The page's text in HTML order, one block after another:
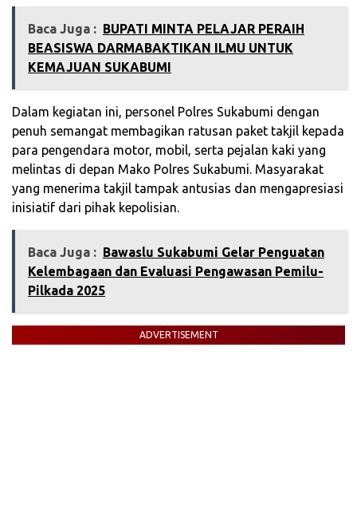
Baca Juga : BUPATI MINTA PELAJAR PERAIH
BEASISWA DARMABAKTIKAN ILMU UNTUK
KEMAJUAN SUKABUMI
Dalam kegiatan ini, personel Polres Sukabumi dengan
penuh semangat membagikan ratusan paket takjil kepada
para pengendara motor, mobil, serta pejalan kaki yang
melintas di depan Mako Polres Sukabumi. Masyarakat
yang menerima takjil tampak antusias dan mengapresiasi
inisiatif dari pihak kepolisian.
Baca Juga : ‎Bawaslu Sukabumi Gelar Penguatan
Kelembagaan dan Evaluasi Pengawasan Pemilu-
Pilkada 2025‎
ADVERTISEMENT